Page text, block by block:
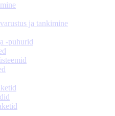
ja tankimine
-puhurid